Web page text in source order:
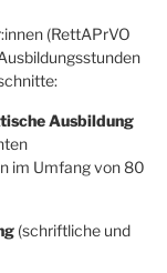
(RettAPrVO
Ausbildung
im Umfang von 80
(schriftliche und